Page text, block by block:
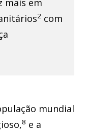
mais em
2 com
mundial
8 e a